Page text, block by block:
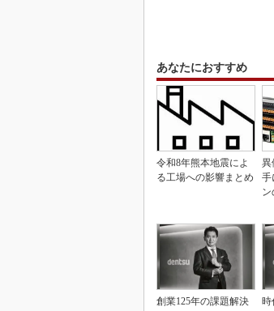
あなたにおすすめ
令和8年熊本地震によ
る工場への影響まとめ
異
手
ン
創業125年の課題解決
時